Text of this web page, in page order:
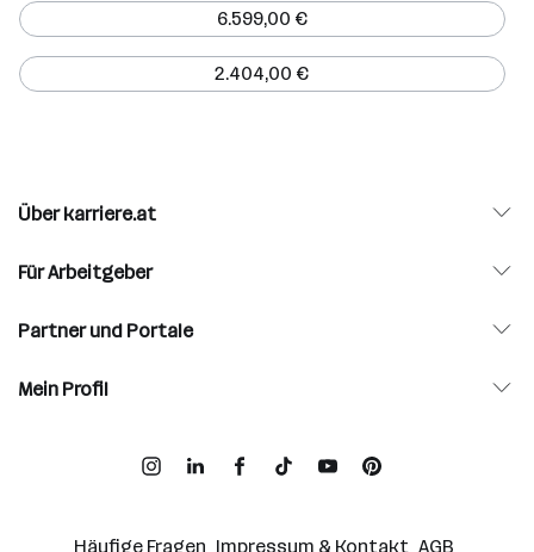
6.599,00 €
2.404,00 €
Über karriere.at
Für Arbeitgeber
Partner und Portale
Mein Profil
Häufige Fragen Impressum & Kontakt AGB